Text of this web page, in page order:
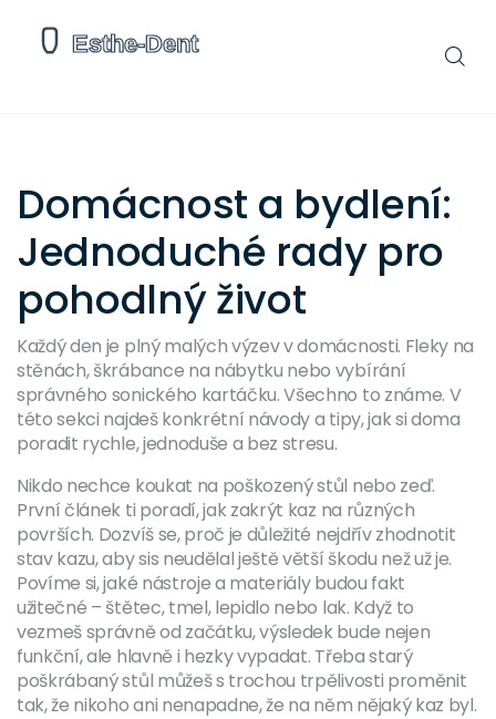
Domácnost a bydlení:
Jednoduché rady pro
pohodlný život
Každý den je plný malých výzev v domácnosti. Fleky na
stěnách, škrábance na nábytku nebo vybírání
správného sonického kartáčku. Všechno to známe. V
této sekci najdeš konkrétní návody a tipy, jak si doma
poradit rychle, jednoduše a bez stresu.
Nikdo nechce koukat na poškozený stůl nebo zeď.
První článek ti poradí, jak zakrýt kaz na různých
površích. Dozvíš se, proč je důležité nejdřív zhodnotit
stav kazu, aby sis neudělal ještě větší škodu než už je.
Povíme si, jaké nástroje a materiály budou fakt
užitečné – štětec, tmel, lepidlo nebo lak. Když to
vezmeš správně od začátku, výsledek bude nejen
funkční, ale hlavně i hezky vypadat. Třeba starý
poškrábaný stůl můžeš s trochou trpělivosti proměnit
tak, že nikoho ani nenapadne, že na něm nějaký kaz byl.